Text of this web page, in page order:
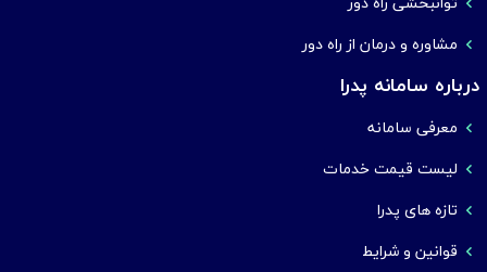
مشاوره و درمان از راه دور
درباره سامانه پدرا
معرفی سامانه
لیست قیمت خدمات
تازه های پدرا
قوانین و شرایط